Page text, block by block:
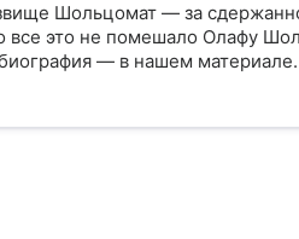
Шольцомат — за
это не помешало Олафу
— в нашем материале.